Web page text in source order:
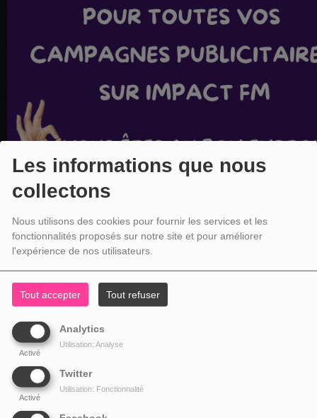
Les informations que nous
collectons
Nous utilisons des cookies pour fournir les services et les
fonctionnalités proposés sur notre site et pour améliorer
l'expérience de nos utilisateurs.
Tout accepter Tout refuser
Analytics
Activé
Utilisation: Analyse
Twitter
Activé
Utilisation: Fonctionnalité